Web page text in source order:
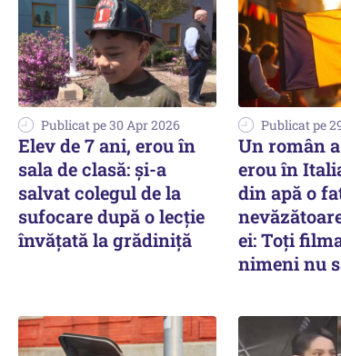
Publicat pe 30 Apr 2026
Elev de 7 ani, erou în
sala de clasă: și-a
salvat colegul de la
sufocare după o lecție
învățată la grădiniță
Publicat pe
Un român
erou în
din apă o
ei: Toți
nimeni nu